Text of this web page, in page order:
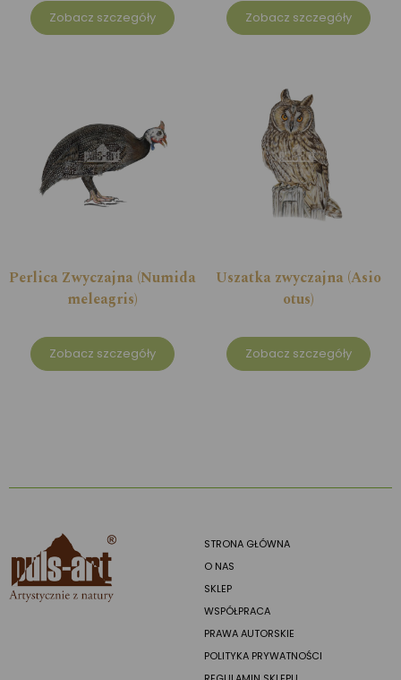
Zobacz szczegóły Zobacz szczegóły
Perlica Zwyczajna (Numida
meleagris)
Zobacz szczegóły
Uszatka zwyczajna (Asio
otus)
Zobacz szczegóły
STRONA GŁÓWNA
O NAS
SKLEP
WSPÓŁPRACA
PRAWA AUTORSKIE
POLITYKA PRYWATNOŚCI